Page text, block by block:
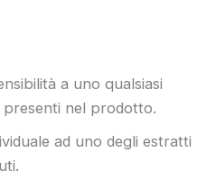
a uno qualsiasi
presenti nel prodotto.
ad uno degli estratti